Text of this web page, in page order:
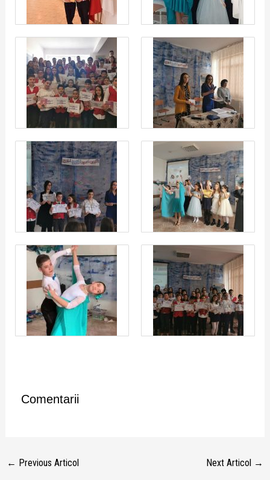
Comentarii
← Previous Articol Next Articol →